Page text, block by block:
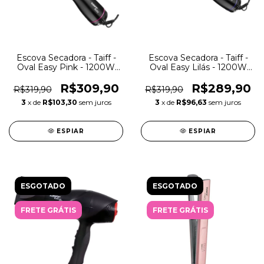
Escova Secadora - Taiff -
Oval Easy Pink - 1200W
R$319,90
R$309,90
3 x de R$103,30 sem juros
ESPIAR
Escova Secadora - Taiff -
Oval Easy Lilás - 1200W
R$319,90
R$289,90
3 x de R$96,63 sem juros
ESPIAR
ESGOTADO
FRETE GRÁTIS
ESGOTADO
FRETE GRÁTIS